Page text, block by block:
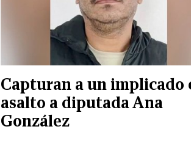
Capturan a un implicado
asalto a diputada Ana
González